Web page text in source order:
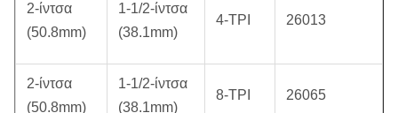
2-ίντσα
(50.8mm)
1-1/2-ίντσα
(38.1mm)
4-TPI 26013
2-ίντσα
(50.8mm)
1-1/2-ίντσα
(38.1mm)
8-TPI 26065